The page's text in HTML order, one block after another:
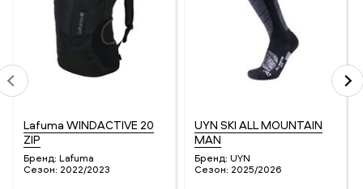
Lafuma WINDACTIVE 20
ZIP
Бренд: Lafuma
Сезон: 2022/2023
UYN SKI ALL MOUNTAIN
MAN
Бренд: UYN
Сезон: 2025/2026